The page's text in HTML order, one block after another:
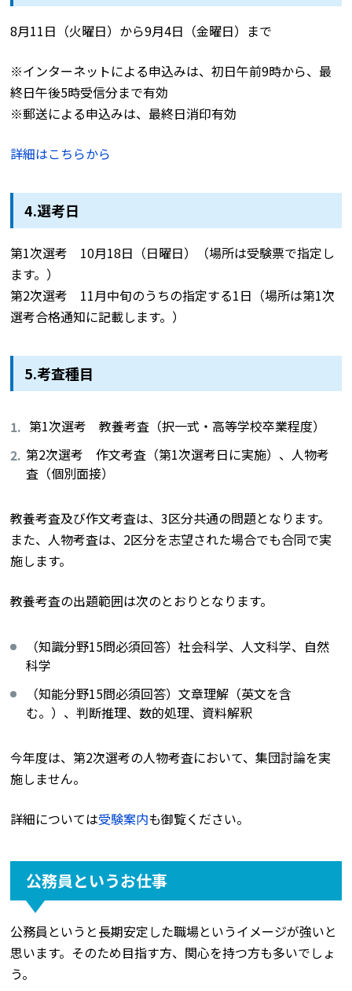
8月11日（火曜日）から9月4日（金曜日）まで
※インターネットによる申込みは、初日午前9時から、最
終日午後5時受信分まで有効
※郵送による申込みは、最終日消印有効
詳細はこちらから
4.選考日
第1次選考 10月18日（日曜日）（場所は受験票で指定し
ます。）
第2次選考 11月中旬のうちの指定する1日（場所は第1次
選考合格通知に記載します。）
5.考査種目
第1次選考 教養考査（択一式・高等学校卒業程度）
第2次選考 作文考査（第1次選考日に実施）、人物考
査（個別面接）
教養考査及び作文考査は、3区分共通の問題となります。
また、人物考査は、2区分を志望された場合でも合同で実
施します。
教養考査の出題範囲は次のとおりとなります。
（知識分野15問必須回答）社会科学、人文科学、自然
科学
（知能分野15問必須回答）文章理解（英文を含
む。）、判断推理、数的処理、資料解釈
今年度は、第2次選考の人物考査において、集団討論を実
施しません。
詳細については受験案内も御覧ください。
公務員というお仕事
公務員というと長期安定した職場というイメージが強いと
思います。そのため目指す方、関心を持つ方も多いでしょ
う。